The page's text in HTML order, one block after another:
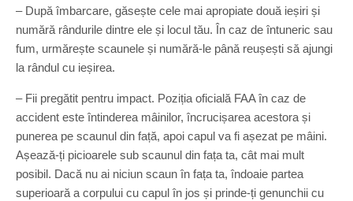
– După îmbarcare, găsește cele mai apropiate două ieșiri și
numără rândurile dintre ele și locul tău. În caz de întuneric sau
fum, urmărește scaunele și numără-le până reușești să ajungi
la rândul cu ieșirea.
– Fii pregătit pentru impact. Poziția oficială FAA în caz de
accident este întinderea mâinilor, încrucișarea acestora și
punerea pe scaunul din față, apoi capul va fi așezat pe mâini.
Așează-ți picioarele sub scaunul din fața ta, cât mai mult
posibil. Dacă nu ai niciun scaun în fața ta, îndoaie partea
superioară a corpului cu capul în jos și prinde-ți genunchii cu